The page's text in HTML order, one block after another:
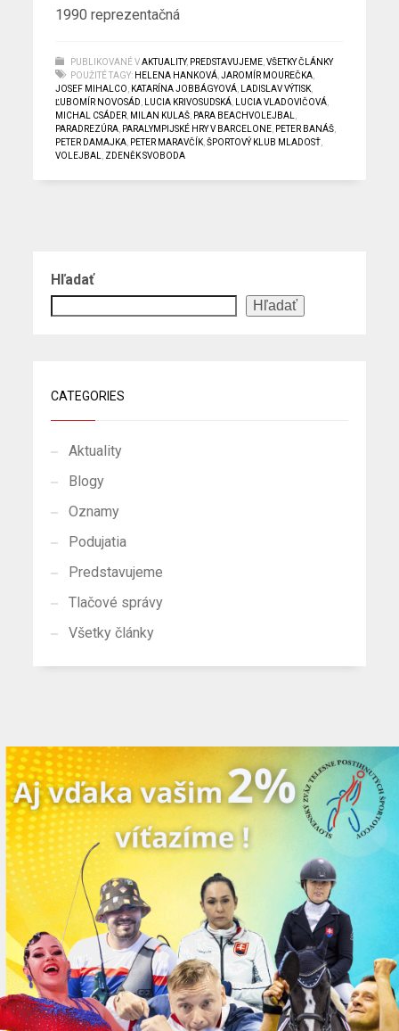
1990 reprezentačná
PUBLIKOVANÉ V AKTUALITY, PREDSTAVUJEME ,VŠETKY ČLÁNKY
POUŽITÉ TAGY: HELENA HANKOVÁ ,JAROMÍR MOUREČKA
JOSEF MIHALCO
KATARÍNA JOBBÁGYOVÁ LADISLAV VÝTISK
ĽUBOMÍR NOVOSÁD
LUCIA KRIVOSUDSKÁ LUCIA VLADOVIČOVÁ
MICHAL CSÁDER MILAN KULAŠ PARA BEACHVOLEJBAL
PARADREZÚRA PARALYMPIJSKÉ HRY V BARCELONE PETER BANÁŠ
PETER DAMAJKA PETER MARAVČÍK ,ŠPORTOVÝ KLUB MLADOSŤ
VOLEJBAL
ZDENĚK SVOBODA
Hľadať
Hľadať
CATEGORIES
Aktuality
Blogy
Oznamy
Podujatia
Predstavujeme
Tlačové správy
Všetky články